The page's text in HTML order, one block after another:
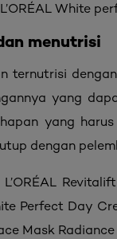
L’ORÉAL White
menutrisi
ternutrisi
yang
yang
dengan
Perfect Day
Mask